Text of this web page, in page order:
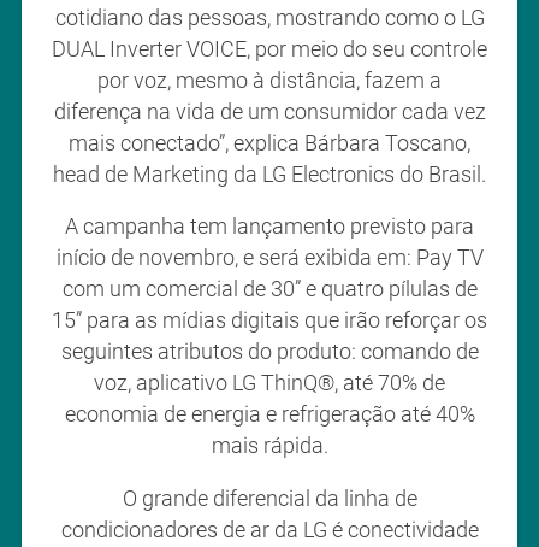
cotidiano das pessoas, mostrando como o LG
DUAL Inverter VOICE, por meio do seu controle
por voz, mesmo à distância, fazem a
diferença na vida de um consumidor cada vez
mais conectado”, explica Bárbara Toscano,
head de Marketing da LG Electronics do Brasil.
A campanha tem lançamento previsto para
início de novembro, e será exibida em: Pay TV
com um comercial de 30” e quatro pílulas de
15” para as mídias digitais que irão reforçar os
seguintes atributos do produto: comando de
voz, aplicativo LG ThinQ®, até 70% de
economia de energia e refrigeração até 40%
mais rápida.
O grande diferencial da linha de
condicionadores de ar da LG é conectividade